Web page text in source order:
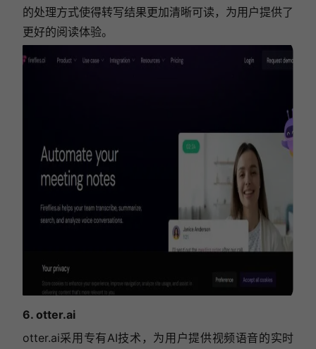
的处理方式使得转写结果更加清晰可读，为用户提供了
更好的阅读体验。
6. otter.ai
otter.ai采用专有AI技术，为用户提供视频语音的实时